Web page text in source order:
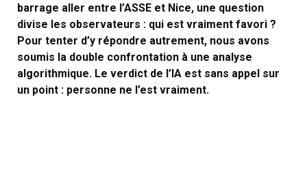
barrage aller entre l’ASSE et Nice, une question
divise les observateurs : qui est vraiment favori ?
Pour tenter d’y répondre autrement, nous avons
soumis la double confrontation à une analyse
algorithmique. Le verdict de l’IA est sans appel sur
un point : personne ne l’est vraiment.